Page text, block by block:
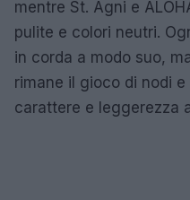
mentre St. Agni e
pulite e colori neutri.
in corda a modo suo,
rimane il gioco di nodi
carattere e leggerezza